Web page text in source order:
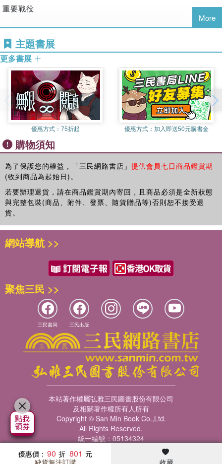
重要戰役
戰備演訓
軍事交流
災害防救
全民國防
武器裝備
展望未來
大事紀要
More
主題書展
更多書展
優惠方式： 75折起 優惠方式： 加入即送50元購書金
購物須知
為了保護您的權益，「三民網路書店」 提供會員七日商品鑑賞期
(收到商品為起始日)。
若要辦理退貨，請在商品鑑賞期內寄回，且商品必須是全新狀態
與完整包裝(商品、附件、發票、隨貨贈品等)否則恕不接受退
貨。
優惠價： 90 801
缺貨無法訂購 收藏
網站導航 >>
聚焦三民 >>
三民書局 三民出版
本站著作權屬弘雅三民圖書股份有限公司
及相關著作權所有人所有
Copyright © San Min Book Co.,Ltd.
All Rights Reserved.
統一編號：05134324